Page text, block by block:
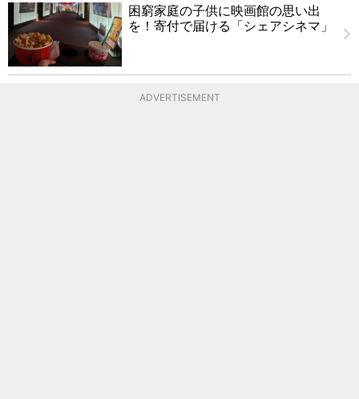
困窮家庭の子供に映画館の思い出
を！寄付で届ける「シェアシネマ」
ADVERTISEMENT